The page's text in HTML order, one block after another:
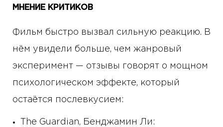
МНЕНИЕ КРИТИКОВ
Фильм быстро вызвал сильную реакцию. В
нём увидели больше, чем жанровый
эксперимент — отзывы говорят о мощном
психологическом эффекте, который
остаётся послевкусием:
The Guardian, Бенджамин Ли: